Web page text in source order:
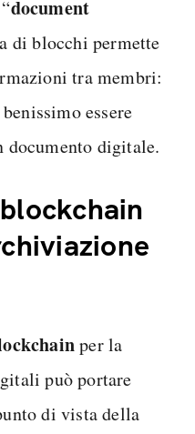
document
di blocchi permette
tra membri:
essere
documento digitale.
per la
può portare
di vista della